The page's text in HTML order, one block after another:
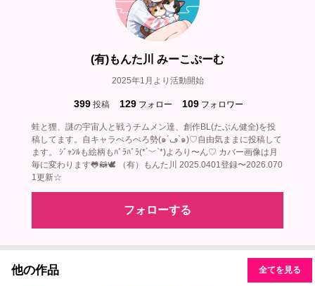
(有)もんた川 みーこぷーむ
2025年1月より活動開始
399 投稿 129 フォロー 109 フォロワー
蛙と狸、謎の宇宙人と戦うチムメン達、創作BL(たぶん健全)を投
稿してます。自キャラぺろぺろ勢(๑´ڡ`๑)♡自由気ままに投稿して
ます。 ｼﾞｬﾝﾙも絵柄もﾊﾞﾗﾊﾞﾗ(*´﹀`*)よろり〜ん♡ カバー画像は月
毎に変わります🐸🦝🕊‎ （有）もんた川 2025.0401登録〜2026.070
1更新☆
フォローする
他の作品 全てを見る